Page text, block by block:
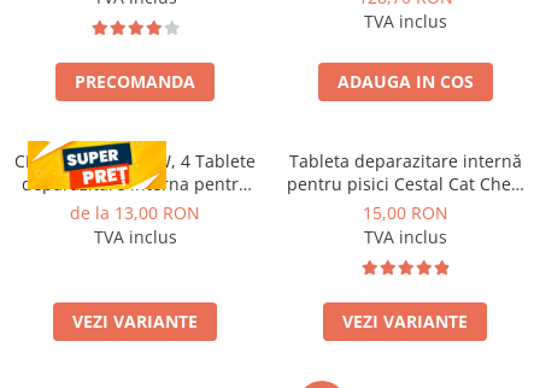
PRECOMANDA
Complex 8-în-1 cu vitamine,
minerale și nutrienți esențiali
pentru energie, imunitate și s
TVA inclus
ADAUGA IN COS
CESTAL PLUS CHEW, 4 Tablete
deparazitare interna pentru
caini
de la 13,00 RON
TVA inclus
VEZI VARIANTE
Tableta deparazitare internă
pentru pisici Cestal Cat Chew
2 comprimate
15,00 RON
TVA inclus
VEZI VARIANTE